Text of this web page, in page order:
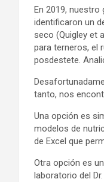
En 2019,
identificaron un
seco (Quigley et
para terneros, el
posdestete.
tanto, nos
Una opción es
modelos de
de Excel que
Otra opción es
laboratorio del